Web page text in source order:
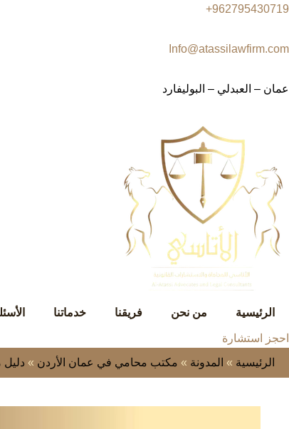
962795430719+
Info@atassilawfirm.com
عمان – العبدلي – البوليفارد
الرئيسية من نحن فريقنا خدماتنا
احجز استشارة
الرئيسية » المدونة » مكتب محامي في عمان الأردن »